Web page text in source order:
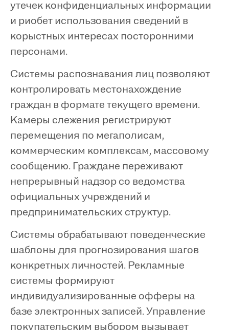
утечек конфиденциальных информации
и риобет использования сведений в
корыстных интересах посторонними
персонами.
Системы распознавания лиц позволяют
контролировать местонахождение
граждан в формате текущего времени.
Камеры слежения регистрируют
перемещения по мегаполисам,
коммерческим комплексам, массовому
сообщению. Граждане переживают
непрерывный надзор со ведомства
официальных учреждений и
предпринимательских структур.
Системы обрабатывают поведенческие
шаблоны для прогнозирования шагов
конкретных личностей. Рекламные
системы формируют
индивидуализированные офферы на
базе электронных записей. Управление
покупательским выбором вызывает